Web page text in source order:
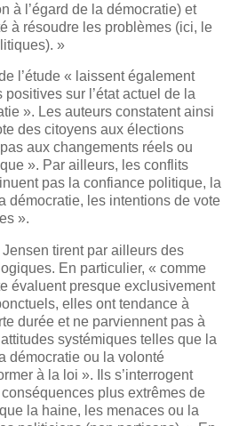
à l’égard de la démocratie) et
à résoudre les problèmes (ici, le
»
l’étude « laissent également
sur l’état actuel de la
». Les auteurs constatent ainsi
des citoyens aux élections
aux changements réels ou
». Par ailleurs, les conflits
pas la confiance politique, la
démocratie, les intentions de vote
».
tirent par ailleurs des
En particulier, « comme
évaluent presque exclusivement
elles ont tendance à
durée et ne parviennent pas à
systémiques telles que la
démocratie ou la volonté
à la loi ». Ils s’interrogent
plus extrêmes de
la haine, les menaces ou la